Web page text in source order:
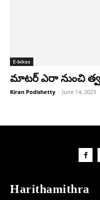
E-bikes
మాటర్ ఎరా నుంచి
Kiran Podishetty - June 14, 2023
Harithamithra